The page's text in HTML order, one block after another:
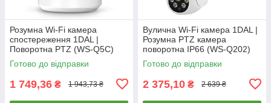
Розумна Wi-Fi камера
спостереження 1DAL |
Поворотна PTZ (WS-Q5C)
APP "Tuya"
Готово до відправки
1 749,36 ₴ 1 943,73 ₴
Вулична Wi-Fi камера 1DAL |
Розумна PTZ камера
поворотна IP66 (WS-Q202)
APP "Tuya"
Готово до відправки
2 375,10 ₴ 2 639 ₴